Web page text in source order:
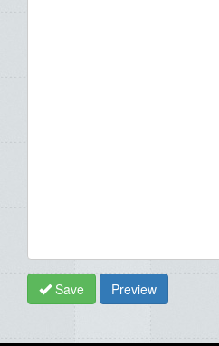
Save Preview